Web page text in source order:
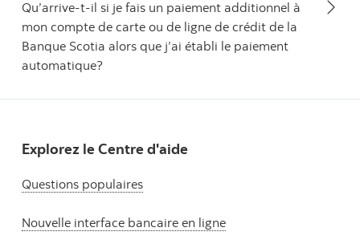
Qu’arrive-t-il si je fais un paiement additionnel à
mon compte de carte ou de ligne de crédit de la
Banque Scotia alors que j’ai établi le paiement
automatique?
Explorez le Centre d'aide
Questions populaires
Nouvelle interface bancaire en ligne